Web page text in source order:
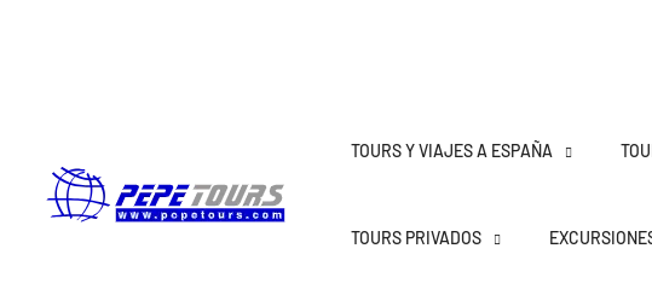
TOURS Y VIAJES A ESPAÑA
TOURS PRIVADOS